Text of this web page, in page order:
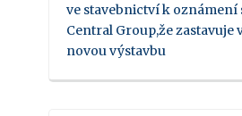
ve stavebnictví k oznámení
Central Group,že zastavuje
novou výstavbu